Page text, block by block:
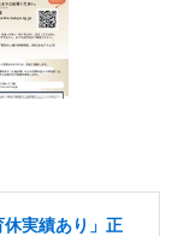
実績あり」正